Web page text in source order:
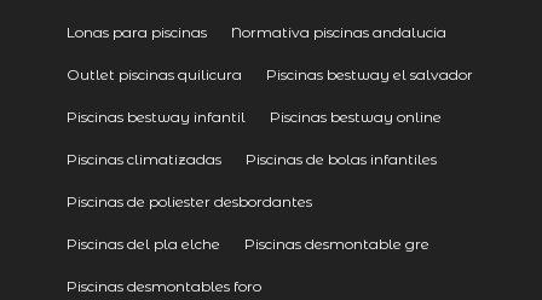
Lonas para piscinas Normativa piscinas andalucia
Outlet piscinas quilicura Piscinas bestway el salvador
Piscinas bestway infantil Piscinas bestway online
Piscinas climatizadas Piscinas de bolas infantiles
Piscinas de poliester desbordantes
Piscinas del pla elche Piscinas desmontable gre
Piscinas desmontables foro